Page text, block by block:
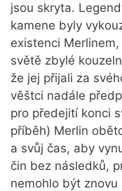
jsou skryta.
kamene byly
existenci
světě zbylé
že jej přijali za
věštci nadále
pro předejití konci
příběh) Merlin
a svůj čas, aby
čin bez následků,
nemohlo být